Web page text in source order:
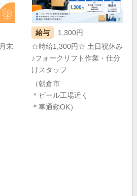
末
給与
1,300円
☆時給1,300円☆ 土日祝休み
♪フォークリフト作業・仕分
けスタッフ
（朝倉市
＊ビール工場近く
＊車通勤OK）